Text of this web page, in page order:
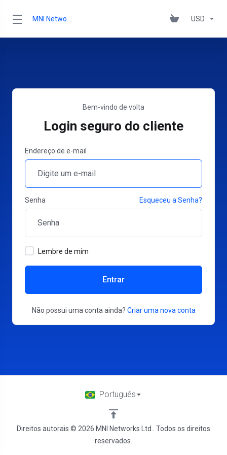
USD
Bem-vindo de volta
Login seguro do cliente
Endereço de e-mail
Senha Esqueceu a Senha?
Lembre de mim
Entrar
Não possui uma conta ainda? Criar uma nova conta
Direitos autorais © 2026 MNI Networks Ltd.. Todos os direitos
reservados.
Português